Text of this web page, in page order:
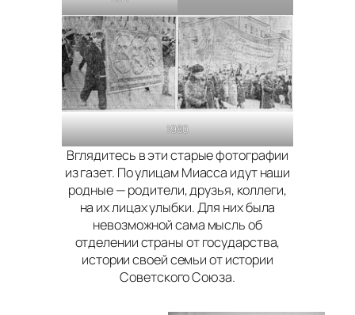
1980
Вглядитесь в эти старые фотографии
из газет. По улицам Миасса идут наши
родные — родители, друзья, коллеги,
на их лицах улыбки. Для них была
невозможной сама мысль об
отделении страны от государства,
истории своей семьи от истории
Советского Союза.